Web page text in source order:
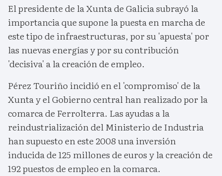
El presidente de la Xunta de Galicia subrayó la
importancia que supone la puesta en marcha de
este tipo de infraestructuras, por su 'apuesta' por
las nuevas energías y por su contribución
'decisiva' a la creación de empleo.
Pérez Touriño incidió en el 'compromiso' de la
Xunta y el Gobierno central han realizado por la
comarca de Ferrolterra. Las ayudas a la
reindustrialización del Ministerio de Industria
han supuesto en este 2008 una inversión
inducida de 125 millones de euros y la creación de
192 puestos de empleo en la comarca.